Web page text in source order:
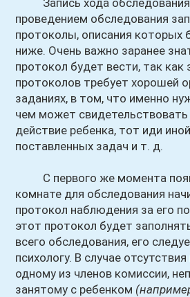
Запись хода
проведением обследования
протоколы, описания которых
ниже. Очень важно заранее
протокол будет вести, так как
протоколов требует хорошей
заданиях, в том, что именно
чем может свидетельствовать
действие ребенка, тот иди
поставленных задач и т. д.
С первого же момента
комнате для обследования
протокол наблюдения за его
этот протокол будет
всего обследования, его
психологу. В случае
одному из членов комиссии,
занятому с ребенком